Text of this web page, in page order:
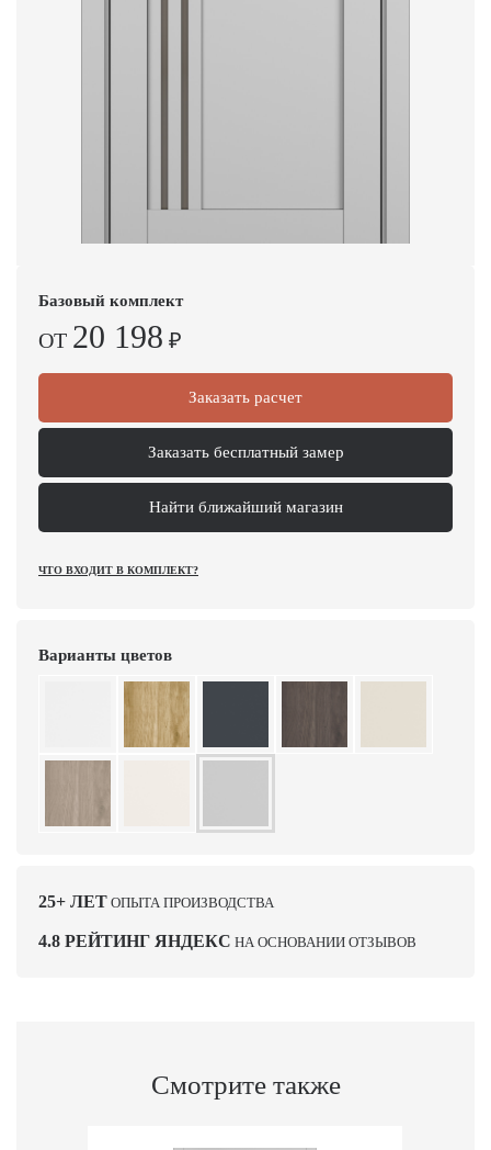
Базовый комплект
ОТ 20 198 ₽
Заказать расчет
Заказать бесплатный замер
Найти ближайший магазин
ЧТО ВХОДИТ В КОМПЛЕКТ?
Варианты цветов
25+ ЛЕТ ОПЫТА ПРОИЗВОДСТВА
4.8 РЕЙТИНГ ЯНДЕКС НА ОСНОВАНИИ ОТЗЫВОВ
Смотрите также